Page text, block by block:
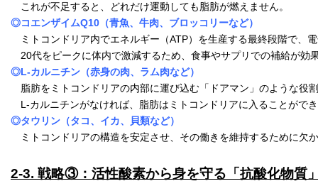
これが不足すると、どれだけ運動しても脂肪が燃えません。
◎コエンザイムQ10（青魚、牛肉、ブロッコリーなど）
ミトコンドリア内でエネルギー（ATP）を生産する最終段階で、
20代をピークに体内で激減するため、食事やサプリでの補給が効
◎L-カルニチン（赤身の肉、ラム肉など）
脂肪をミトコンドリアの内部に運び込む「ドアマン」のような役
L-カルニチンがなければ、脂肪はミトコンドリアに入ることがで
◎タウリン（タコ、イカ、貝類など）
2-3. 戦略③：活性酸素から身を守る「抗酸化物質